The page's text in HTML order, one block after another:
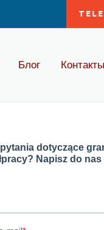
Блог Контакты